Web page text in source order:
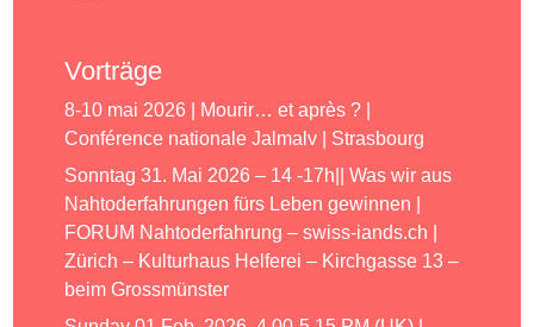
Vorträge
8-10 mai 2026 | Mourir… et après ? |
Conférence nationale Jalmalv | Strasbourg
Sonntag 31. Mai 2026 – 14 -17h|| Was wir aus
Nahtoderfahrungen fürs Leben gewinnen |
FORUM Nahtoderfahrung – swiss-iands.ch |
Zürich – Kulturhaus Helferei – Kirchgasse 13 –
beim Grossmünster